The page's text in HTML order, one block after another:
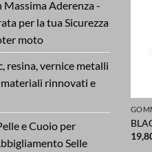
Massima Aderenza -
per la tua Sicurezza
moto
resina, vernice metalli
rinnovati e
e Cuoio per
Selle